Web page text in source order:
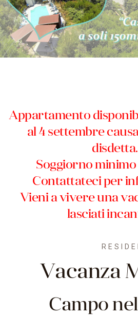
Appartamento
al 4 settembre
disdetta.
Soggiorno minimo
Contattateci per
Vieni a vivere una
lasciati
Vacanza
Campo